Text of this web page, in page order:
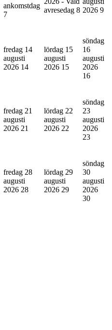
ankomstdag
7
avresedag 8 2026 9
fredag 14
augusti
2026 14
lördag 15
augusti
2026 15
söndag
16
augusti
2026
16
fredag 21
augusti
2026 21
lördag 22
augusti
2026 22
söndag
23
augusti
2026
23
fredag 28
augusti
2026 28
lördag 29
augusti
2026 29
söndag
30
augusti
2026
30